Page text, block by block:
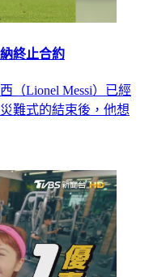
終止合約
（Lionel Messi）已經
難式的結束後，他想